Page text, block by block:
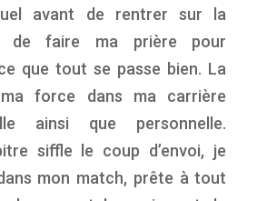
avant de rentrer sur la
de faire ma prière pour
que tout se passe bien. La
force dans ma carrière
ainsi que personnelle.
siffle le coup d’envoi, je
mon match, prête à tout